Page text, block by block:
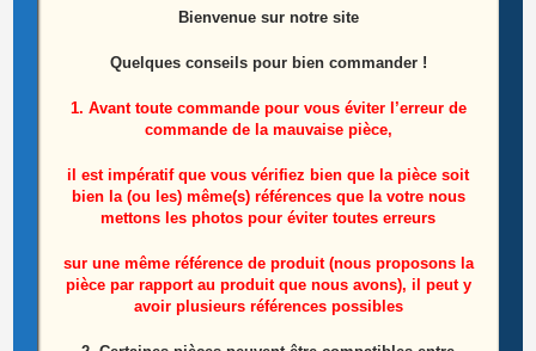
Testeur de barres LEDS
25,00€
Ajouter au panier
Produits similaires
Bienvenue sur notre site
Quelques conseils pour bien commander !
1. Avant toute commande pour vous éviter l’erreur de
commande de la mauvaise pièce,
il est impératif que vous vérifiez bien que la pièce soit
bien la (ou les) même(s) références que la votre nous
mettons les photos pour éviter toutes erreurs
sur une même référence de produit (nous proposons la
pièce par rapport au produit que nous avons), il peut y
avoir plusieurs références possibles